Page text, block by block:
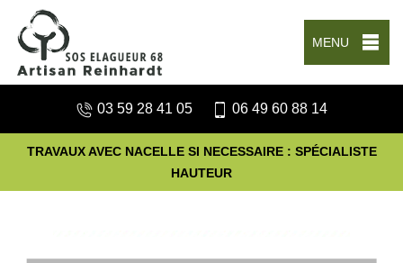
MENU
03 59 28 41 05 06 49 60 88 14
TRAVAUX AVEC NACELLE SI NECESSAIRE : SPÉCIALISTE
HAUTEUR